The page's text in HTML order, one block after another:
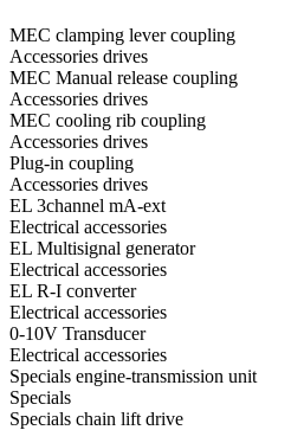
MEC clamping lever coupling
Accessories drives
MEC Manual release coupling
Accessories drives
MEC cooling rib coupling
Accessories drives
Plug-in coupling
Accessories drives
EL 3channel mA-ext
Electrical accessories
EL Multisignal generator
Electrical accessories
EL R-I converter
Electrical accessories
0-10V Transducer
Electrical accessories
Specials engine-transmission unit
Specials
Specials chain lift drive